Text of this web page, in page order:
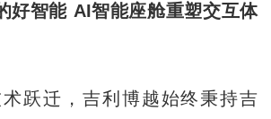
智能 AI智能座舱重塑交互体
迁，吉利博越始终秉持吉